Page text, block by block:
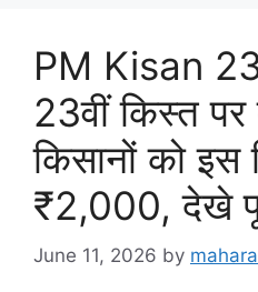
PM Kisan
23वीं किस्त
किसानों को इस
₹2,000, देखे
June 11, 2026 by